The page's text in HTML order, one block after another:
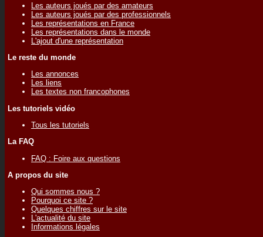
Les auteurs joués par des amateurs
Les auteurs joués par des professionnels
Les représentations en France
Les représentations dans le monde
L'ajout d'une représentation
Le reste du monde
Les annonces
Les liens
Les textes non francophones
Les tutoriels vidéo
Tous les tutoriels
La FAQ
FAQ : Foire aux questions
A propos du site
Qui sommes nous ?
Pourquoi ce site ?
Quelques chiffres sur le site
L'actualité du site
Informations légales